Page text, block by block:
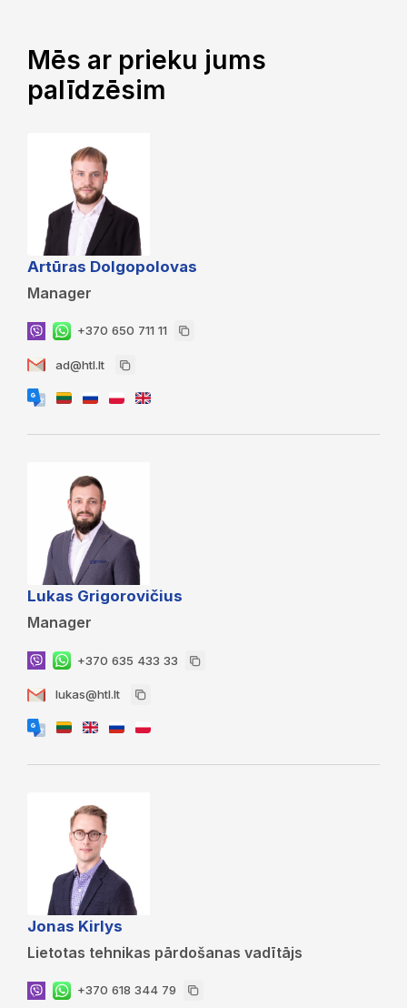
Mēs ar prieku jums
palīdzēsim
Artūras Dolgopolovas
Manager
+370 650 711 11
ad@htl.lt
Lukas Grigorovičius
Manager
+370 635 433 33
lukas@htl.lt
Jonas Kirlys
Lietotas tehnikas pārdošanas vadītājs
+370 618 344 79